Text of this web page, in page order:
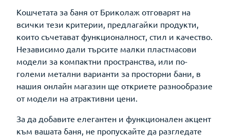
Кошчетата за баня от Бриколаж отговарят на
всички тези критерии, предлагайки продукти,
които съчетават функционалност, стил и качество.
Независимо дали търсите малки пластмасови
модели за компактни пространства, или по-
големи метални варианти за просторни бани, в
нашия онлайн магазин ще откриете разнообразие
от модели на атрактивни цени.
За да добавите елегантен и функционален акцент
към вашата баня, не пропускайте да разгледате